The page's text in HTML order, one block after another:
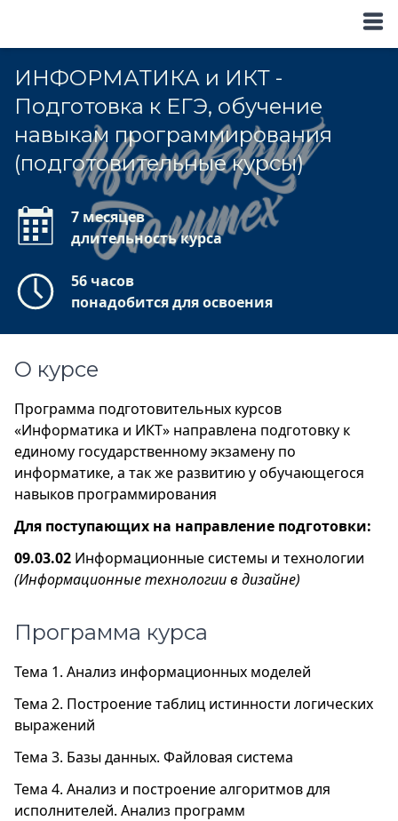
ИНФОРМАТИКА и ИКТ -
Подготовка к ЕГЭ, обучение
навыкам программирования
(подготовительные курсы)
7 месяцев
длительность курса
56 часов
понадобится для освоения
О курсе
Программа подготовительных курсов
«Информатика и ИКТ» направлена подготовку к
единому государственному экзамену по
информатике, а так же развитию у обучающегося
навыков программирования
Для поступающих на направление подготовки:
09.03.02 Информационные системы и технологии
(Информационные технологии в дизайне)
Программа курса
Тема 1. Анализ информационных моделей
Тема 2. Построение таблиц истинности логических
выражений
Тема 3. Базы данных. Файловая система
Тема 4. Анализ и построение алгоритмов для
исполнителей. Анализ программ